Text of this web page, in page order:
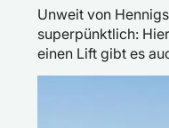
Unweit von
superpünktlich:
einen Lift gibt es